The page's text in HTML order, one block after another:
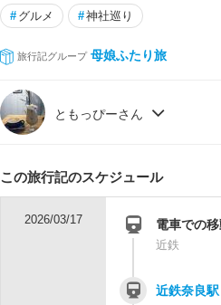
# グルメ #神社巡り
旅行記グループ 母娘ふたり旅
ともっぴーさん
この旅行記のスケジュール
2026/03/17 電車での
近鉄
近鉄奈良駅